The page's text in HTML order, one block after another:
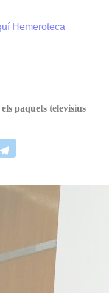
Hemeroteca
paquets televisius